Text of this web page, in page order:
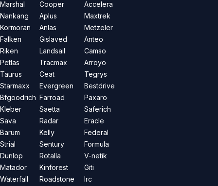
Marshal
Nankang
Kormoran
Falken
Riken
Petlas
Taurus
Starmaxx
Bfgoodrich
Kleber
Sava
Barum
Strial
Dunlop
Matador
Waterfall
Cooper
Aplus
Anlas
Gislaved
Landsail
Tracmax
Ceat
Evergreen
Farroad
Saetta
Radar
Kelly
Sentury
Rotalla
Kinforest
Roadstone
Accelera
Maxtrek
Metzeler
Anteo
Camso
Arroyo
Tegrys
Bestdrive
Paxaro
Saferich
Eracle
Federal
Formula
V-netik
Giti
Irc